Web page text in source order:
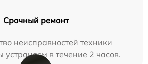
Срочный ремонт
неисправностей техники
устраняем в течение 2 часов.